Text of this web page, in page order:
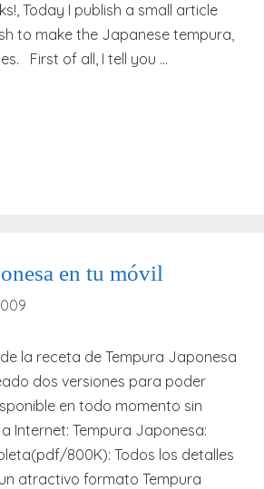
Today I publish a small article
to make the Japanese tempura,
First of all, I tell you …
en tu móvil
la receta de Tempura Japonesa
dos versiones para poder
en todo momento sin
Internet: Tempura Japonesa:
800K): Todos los detalles
atractivo formato Tempura